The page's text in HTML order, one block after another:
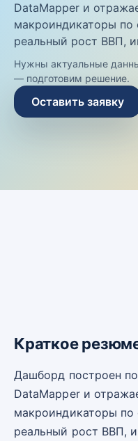
DataMapper и
макроиндикаторы по
реальный рост ВВП,
Нужны актуальные
— подготовим решение.
Оставить заявку
Краткое
Дашборд построен
DataMapper и
макроиндикаторы по
реальный рост ВВП,